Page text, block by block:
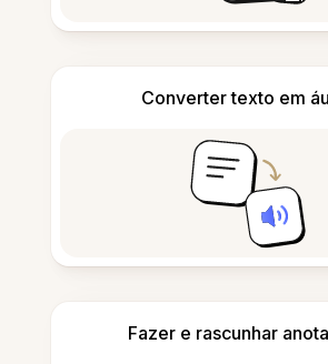
Converter texto em
Fazer e rascunhar